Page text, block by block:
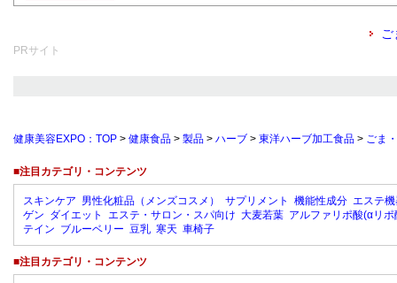
PRサイト
健康美容EXPO：TOP > 健康食品 > 製品 > ハーブ > 東洋ハーブ加工食品 > ごま
■注目カテゴリ・コンテンツ
スキンケア 男性化粧品（メンズコスメ） サプリメント 機能性成分 エステ
ゲン ダイエット エステ・サロン・スパ向け 大麦若葉 アルファリポ酸(αリポ
テイン ブルーベリー 豆乳 寒天 車椅子
■注目カテゴリ・コンテンツ